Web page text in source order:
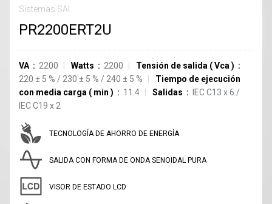
Sistemas SAI
PR2200ERT2U
VA 2200 Watts 2200 Tensión de salida (Vca )
220 ± 5 % / 230 ± 5 % / 240 ± 5 %
Tiempo de ejecución
con media carga ( min ) 11.4 Salidas IEC C13 x6 /
IEC C19 x 2
TECNOLOGÍA DE AHORRO DE ENERGÍA
SALIDA CON FORMA DE ONDA SENOIDAL PURA
VISOR DE ESTADO LCD